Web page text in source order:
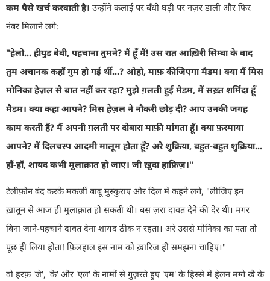
कम पैसे खर्च करवाती है। उन्होंने कलाई पर बँधी घड़ी पर नज़र डाली और फिर
नंबर मिलाने लगे:
"हेलो... हीयुड बेबी, पहचाना तुमने? मैं हूँ मैं! उस रात आख़िरी सिम्बा के बाद
तुम अचानक कहाँ गुम हो गई थीं...? ओहो, माफ़ कीजिएगा मैडम। क्या मैं मिस
मोनिका हेज़ल से बात नहीं कर रहा? मुझे ग़लती हुई मैडम, मैं सख़्त शर्मिंदा हूँ
मैडम। क्या कहा आपने? मिस हेज़ल ने नौकरी छोड़ दी? आप उनकी जगह
काम करती हैं? मैं अपनी ग़लती पर दोबारा माफ़ी मांगता हूँ। क्या फ़रमाया
आपने? मैं दिलचस्प आदमी मालूम होता हूँ? अरेशुक्रिया, बहुत-बहुत शुक्रिया...
हाँ-हाँ, शायद कभी मुलाक़ात हो जाए। जी ख़ुदा हाफ़िज़।"
टेलीफ़ोन बंद करके मकर्जी बाबू मुस्कुराए और दिल में कहने लगे, "लीजिए इन
ख़ातून से आज ही मुलाक़ात हो सकती थी। बस ज़रा दावत देने की देर थी। मगर
बिना जाने-पहचाने दावत देना शायद ठीक न रहता। अरे उससे मोनिका का पता तो
पूछ ही लिया होता! फ़िलहाल इस नाम को ख़ारिज ही समझना चाहिए।"
वो हरफ़ 'जे', 'के' और 'एल' के नामों से गुज़रते हुए 'एम' के हिस्से में हेलन मग्गे खै के